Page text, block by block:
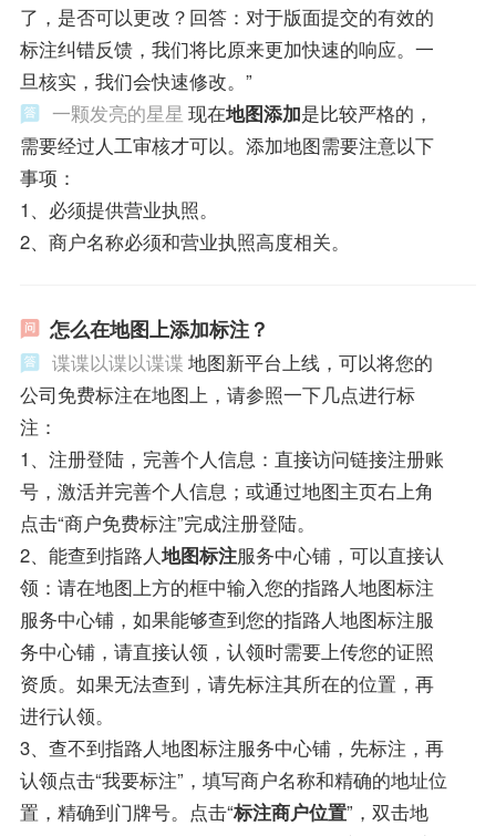
了，是否可以更改？回答：对于版面提交的有效的
标注纠错反馈，我们将比原来更加快速的响应。一
旦核实，我们会快速修改。”
一颗发亮的星星 现在地图添加是比较严格的，
需要经过人工审核才可以。添加地图需要注意以下
事项：
1、必须提供营业执照。
2、商户名称必须和营业执照高度相关。
怎么在地图上添加标注？
谍谍以谍以谍谍 地图新平台上线，可以将您的
公司免费标注在地图上，请参照一下几点进行标
注：
1、注册登陆，完善个人信息：直接访问链接注册账
号，激活并完善个人信息；或通过地图主页右上角
点击“商户免费标注”完成注册登陆。
2、能查到指路人地图标注服务中心铺，可以直接认
领：请在地图上方的框中输入您的指路人地图标注
服务中心铺，如果能够查到您的指路人地图标注服
务中心铺，请直接认领，认领时需要上传您的证照
资质。如果无法查到，请先标注其所在的位置，再
进行认领。
3、查不到指路人地图标注服务中心铺，先标注，再
认领点击“我要标注”，填写商户名称和精确的地址位
置，精确到门牌号。点击“标注商户位置”，双击地